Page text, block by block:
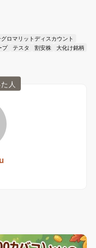
グロマリットディスカウント
プ テスタ 割安株
大化け銘柄
人